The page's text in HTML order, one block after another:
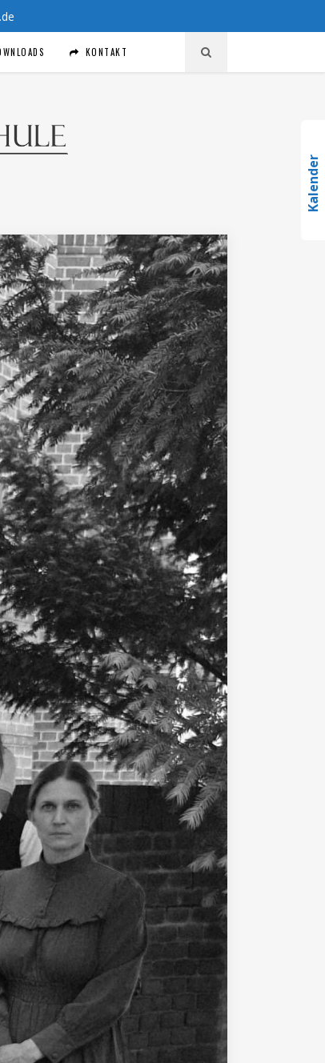
KONTAKT
Kalender